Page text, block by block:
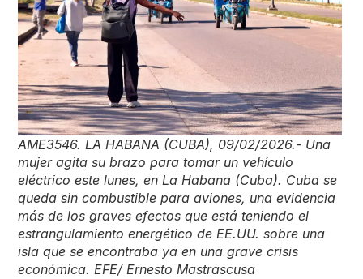
AME3546. LA HABANA (CUBA), 09/02/2026.- Una
mujer agita su brazo para tomar un vehículo
eléctrico este lunes, en La Habana (Cuba). Cuba se
queda sin combustible para aviones, una evidencia
más de los graves efectos que está teniendo el
estrangulamiento energético de EE.UU. sobre una
isla que se encontraba ya en una grave crisis
económica. EFE/ Ernesto Mastrascusa